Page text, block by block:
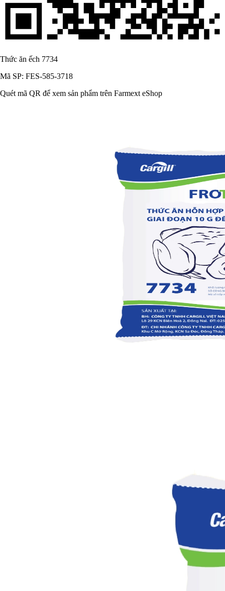
Thức ăn ếch 7734
Mã SP: FES-585-3718
Quét mã QR để xem sản phẩm trên Farmext eShop